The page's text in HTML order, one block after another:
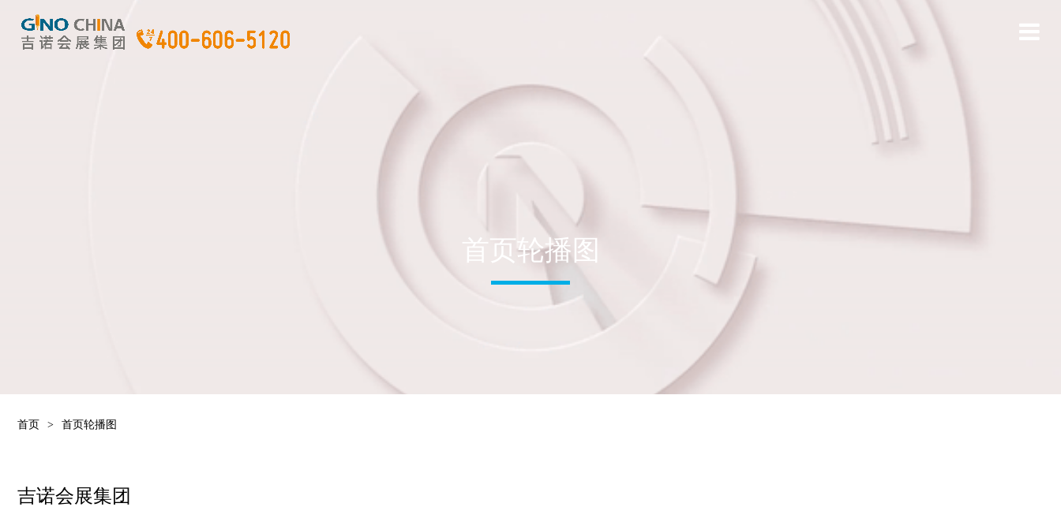
首页轮播图
首页 > 首页轮播图
吉诺会展集团